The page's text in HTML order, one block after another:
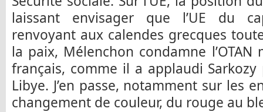
laissant envisager que l’UE du
renvoyant aux calendes grecques
la paix, Mélenchon condamne
français, comme il a applaudi
Libye. J’en passe, notamment sur les
changement de couleur, du rouge au